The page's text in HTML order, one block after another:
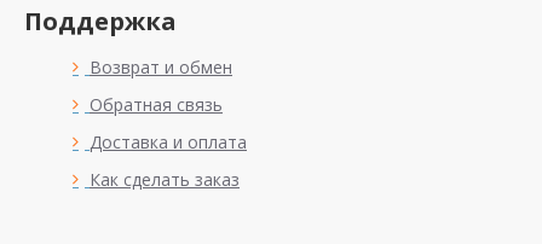
Поддержка
Возврат и обмен
Обратная связь
Доставка и оплата
Как сделать заказ